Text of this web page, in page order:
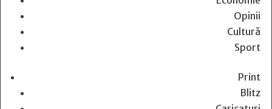
Opinii
Cultură
Sport
Print
Blitz